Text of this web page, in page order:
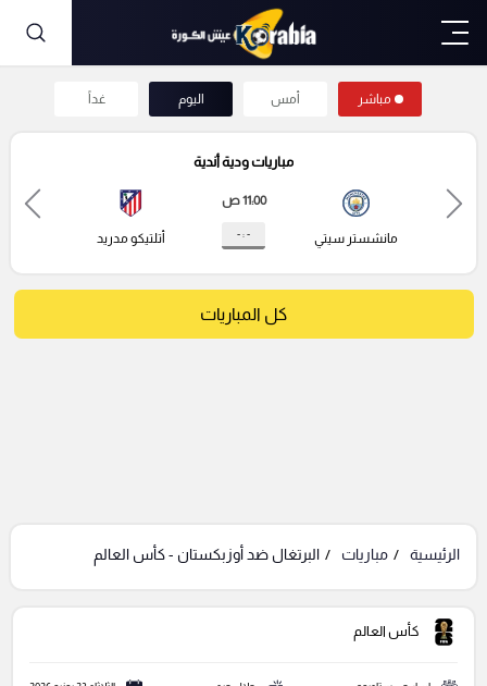
مباشر أمس اليوم غداً
مباريات ودية أندية
مانشستر سيتي
11:00 ص
- : - أتلتيكو مدريد
كل المباريات
الرئيسية مباريات البرتغال ضد أوزبكستان - كأس العالم
كأس العالم